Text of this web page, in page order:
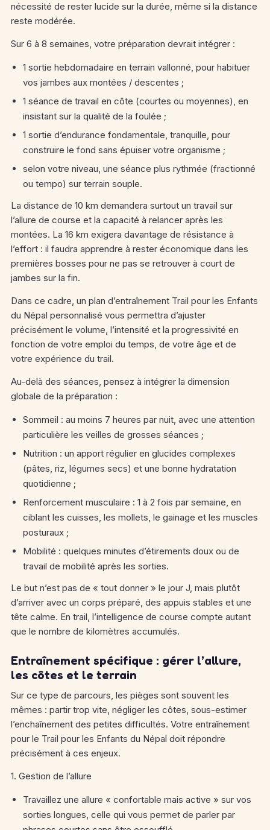
nécessité de rester lucide sur la durée, même si la distance
reste modérée.
Sur 6 à 8 semaines, votre préparation devrait intégrer :
1 sortie hebdomadaire en terrain vallonné, pour habituer
vos jambes aux montées / descentes ;
1 séance de travail en côte (courtes ou moyennes), en
insistant sur la qualité de la foulée ;
1 sortie d’endurance fondamentale, tranquille, pour
construire le fond sans épuiser votre organisme ;
selon votre niveau, une séance plus rythmée (fractionné
ou tempo) sur terrain souple.
La distance de 10 km demandera surtout un travail sur
l’allure de course et la capacité à relancer après les
montées. La 16 km exigera davantage de résistance à
l’effort : il faudra apprendre à rester économique dans les
premières bosses pour ne pas se retrouver à court de
jambes sur la fin.
Dans ce cadre, un plan d’entraînement Trail pour les Enfants
du Népal personnalisé vous permettra d’ajuster
précisément le volume, l’intensité et la progressivité en
fonction de votre emploi du temps, de votre âge et de
votre expérience du trail.
Au-delà des séances, pensez à intégrer la dimension
globale de la préparation :
Sommeil : au moins 7 heures par nuit, avec une attention
particulière les veilles de grosses séances ;
Nutrition : un apport régulier en glucides complexes
(pâtes, riz, légumes secs) et une bonne hydratation
quotidienne ;
Renforcement musculaire : 1 à 2 fois par semaine, en
ciblant les cuisses, les mollets, le gainage et les muscles
posturaux ;
Mobilité : quelques minutes d’étirements doux ou de
travail de mobilité après les sorties.
Le but n’est pas de « tout donner » le jour J, mais plutôt
d’arriver avec un corps préparé, des appuis stables et une
tête calme. En trail, l’intelligence de course compte autant
que le nombre de kilomètres accumulés.
Entraînement spécifique : gérer l’allure,
les côtes et le terrain
Sur ce type de parcours, les pièges sont souvent les
mêmes : partir trop vite, négliger les côtes, sous-estimer
l’enchaînement des petites difficultés. Votre entraînement
pour le Trail pour les Enfants du Népal doit répondre
précisément à ces enjeux.
1. Gestion de l’allure
Travaillez une allure « confortable mais active » sur vos
sorties longues, celle qui vous permet de parler par